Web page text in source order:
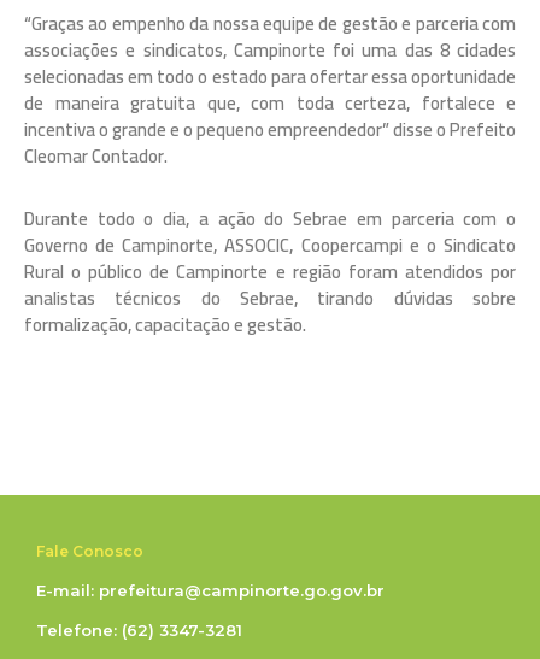
“Graças ao empenho da nossa equipe de gestão e parceria com
associações e sindicatos, Campinorte foi uma das 8 cidades
selecionadas em todo o estado para ofertar essa oportunidade
de maneira gratuita que, com toda certeza, fortalece e
incentiva o grande e o pequeno empreendedor” disse o Prefeito
Cleomar Contador.
Durante todo o dia, a ação do Sebrae em parceria com o
Governo de Campinorte, ASSOCIC, Coopercampi e o Sindicato
Rural o público de Campinorte e região foram atendidos por
analistas técnicos do Sebrae, tirando dúvidas sobre
formalização, capacitação e gestão.
Fale Conosco
E-mail: prefeitura@campinorte.go.gov.br
Telefone: (62) 3347-3281